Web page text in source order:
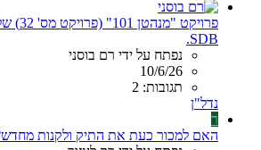
פרויקט
SDB.
נפתח על ידי רם בוסני
10/6/26
תגובות: 2
נדל"ן
ר
האם למכור כעת את התיק ולקנות